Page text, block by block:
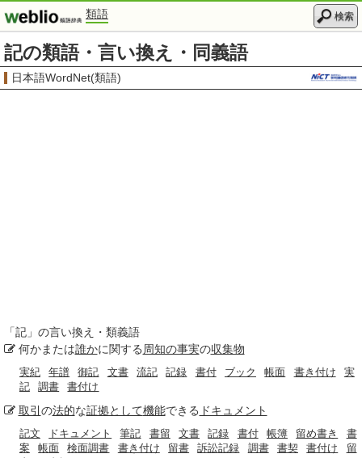
類語 検索
記の類語・言い換え・同義語
日本語WordNet(類語)
「記 」の言い換え・類義語
何かまたは誰かに関する 周知の事実の収集物
実紀 年譜 御記 文書 流記 記録 書付 ブック 帳面 書き付け
実
記
調書 書付け
取引 の法的な証拠として機能できる ドキュメント
記文 ドキュメント 筆記 書留 文書 記録 書付 帳簿 留め書き
書
案
帳面 検面調書 書き付け 留書 訴訟記録 調書 書契 書付け
留